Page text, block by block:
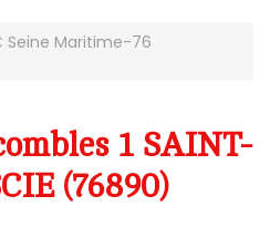
Seine Maritime-76
1 SAINT-
(76890)